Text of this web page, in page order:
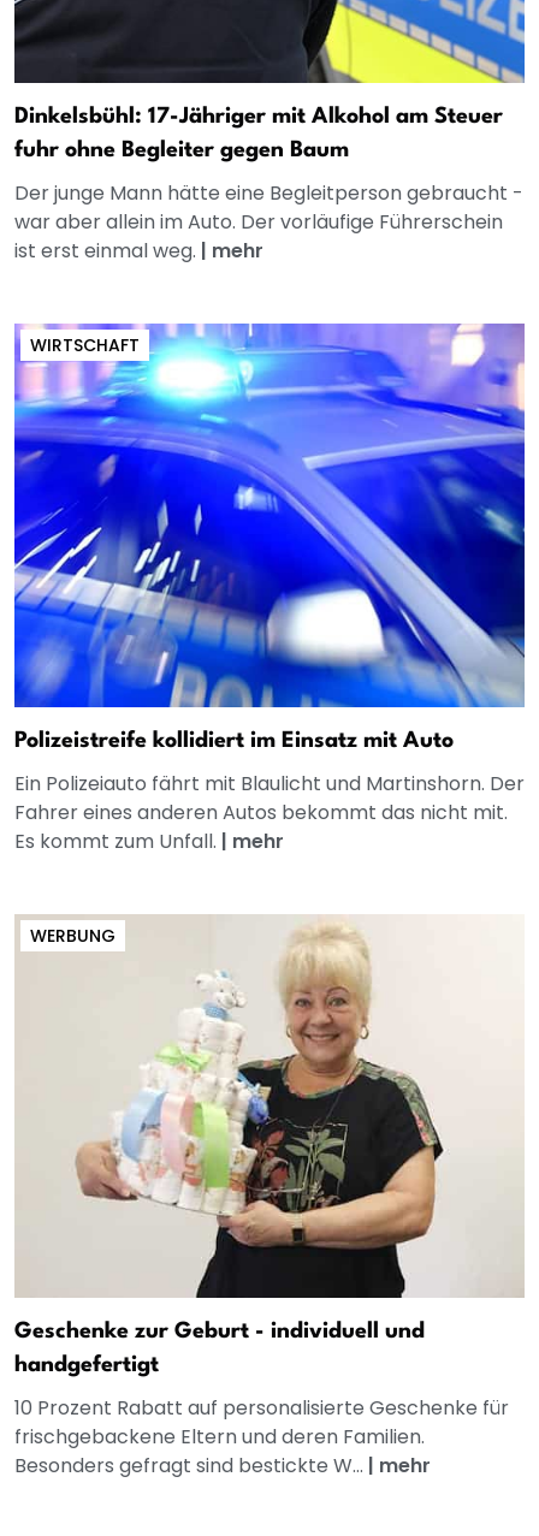
Dinkelsbühl: 17-Jähriger mit Alkohol am Steuer
fuhr ohne Begleiter gegen Baum
Der junge Mann hätte eine Begleitperson gebraucht -
war aber allein im Auto. Der vorläufige Führerschein
ist erst einmal weg. | mehr
WIRTSCHAFT
Polizeistreife kollidiert im Einsatz mit Auto
Ein Polizeiauto fährt mit Blaulicht und Martinshorn. Der
Fahrer eines anderen Autos bekommt das nicht mit.
Es kommt zum Unfall. | mehr
WERBUNG
Geschenke zur Geburt - individuell und
handgefertigt
10 Prozent Rabatt auf personalisierte Geschenke für
frischgebackene Eltern und deren Familien.
Besonders gefragt sind bestickte W... | mehr